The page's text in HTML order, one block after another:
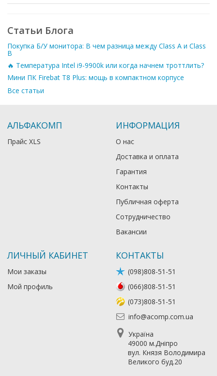
Статьи Блога
Покупка Б/У монитора: В чем разница между Class A и Class
B
🔥 Температура Intel i9-9900k или когда начнем троттлить?
Мини ПК Firebat T8 Plus: мощь в компактном корпусе
Все статьи
АЛЬФАКОМП
Прайс XLS
ИНФОРМАЦИЯ
О нас
Доставка и оплата
Гарантия
Контакты
Публичная оферта
Сотрудничество
Вакансии
ЛИЧНЫЙ КАБИНЕТ
Мои заказы
Мой профиль
КОНТАКТЫ
(098)808-51-51
(066)808-51-51
(073)808-51-51
info@acomp.com.ua
Україна
49000 м.Дніпро
вул. Князя Володимира
Великого буд.20